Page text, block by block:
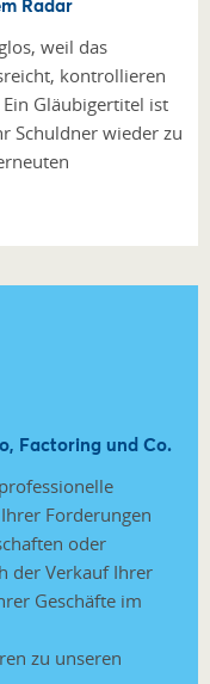
Radar
weil das
kontrollieren
Gläubigertitel ist
Schuldner wieder zu
Factoring und Co.
Forderungen
oder
der Verkauf Ihrer
Geschäfte im
zu unseren